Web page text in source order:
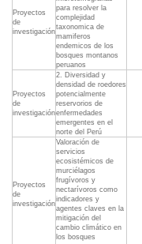
Proyectos
de
investigación
para resolver la
complejidad
taxonomica de
mamiferos
endemicos de los
bosques montanos
peruanos
Proyectos
de
investigación
2. Diversidad y
densidad de roedores
potencialmente
reservorios de
enfermedades
emergentes en el
norte del Perú
Proyectos
de
investigación
Valoración de
servicios
ecosistémicos de
murciélagos
frugívoros y
nectarívoros como
indicadores y
agentes claves en la
mitigación del
cambio climático en
los bosques